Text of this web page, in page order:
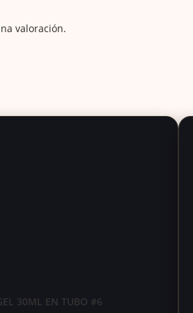
valoración.
30ML EN TUBO #6